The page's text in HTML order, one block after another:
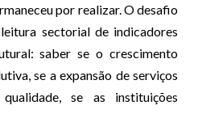
por realizar. O desafio
sectorial de indicadores
saber se o crescimento
se a expansão de serviços
se as instituições